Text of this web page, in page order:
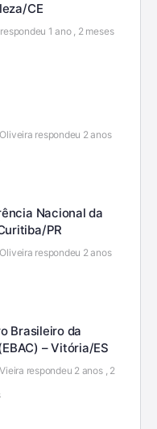
CE
respondeu 1 ano , 2 meses
respondeu 2 anos
Nacional da
PR
respondeu 2 anos
Brasileiro da
– Vitória/ES
respondeu 2 anos , 2